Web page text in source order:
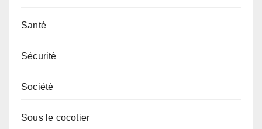
Santé
Sécurité
Société
Sous le cocotier